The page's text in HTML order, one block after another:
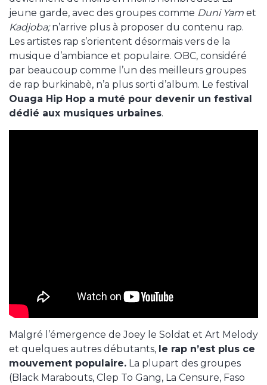
jeune garde, avec des groupes comme Duni Yam et
Kadjoba;n’arrive plus à proposer du contenu rap.
Les artistes rap s’orientent désormais vers de la
musique d’ambiance et populaire. OBC, considéré
par beaucoup comme l’un des meilleurs groupes
de rap burkinabè, n’a plus sorti d’album. Le festival
Ouaga Hip Hop a muté pour devenir un festival
dédié aux musiques urbaines.
Malgré l’émergence de Joey le Soldat et Art Melody
et quelques autres débutants, le rap n’est plus ce
mouvement populaire. La plupart des groupes
(Black Marabouts, Clep To Gang, La Censure, Faso